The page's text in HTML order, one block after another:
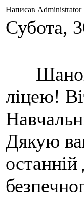
Написав Administrator
Субота,
ліцею!
Дякую